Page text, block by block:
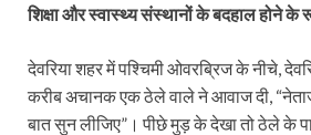
शिक्षा और स्वास्थ्य संस्थानों के बदहाल होने के
देवरिया शहर में पश्चिमी ओवरब्रिज के नीचे,
करीब अचानक एक ठेले वाले ने आवाज दी,
बात सुन लीजिए”। पीछे मुड़ के देखा तो ठेले के